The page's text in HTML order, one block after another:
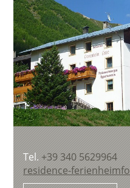
Tel.+39 340 5629964
residence-